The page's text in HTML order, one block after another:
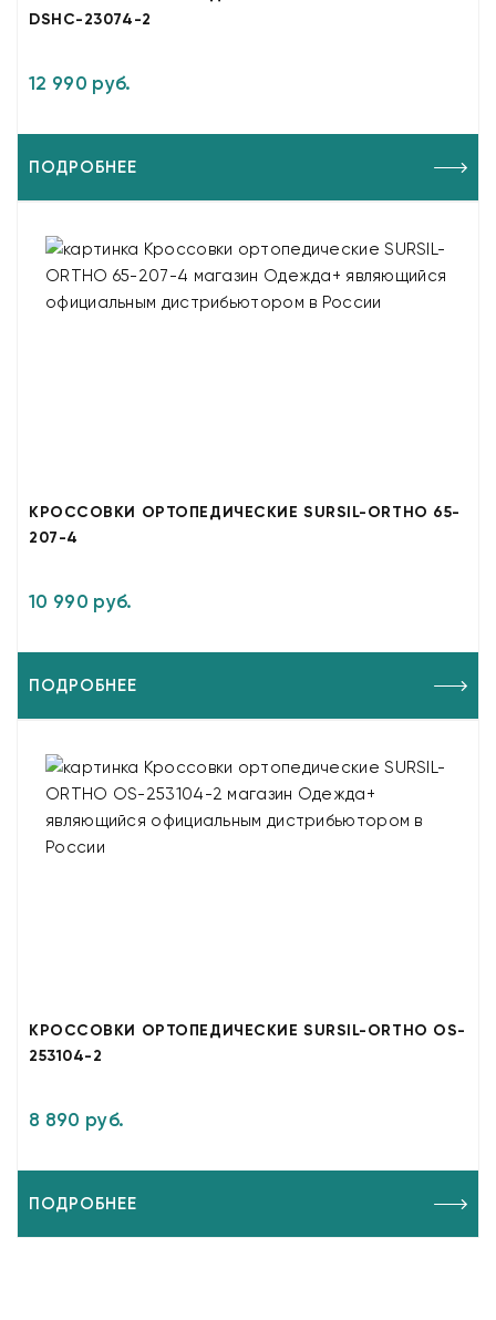
DSHC-23074-2
12 990 руб.
ПОДРОБНЕЕ
КРОССОВКИ ОРТОПЕДИЧЕСКИЕ SURSIL-ORTHO 65-
207-4
10 990 руб.
ПОДРОБНЕЕ
КРОССОВКИ ОРТОПЕДИЧЕСКИЕ SURSIL-ORTHO OS-
253104-2
8 890 руб.
ПОДРОБНЕЕ